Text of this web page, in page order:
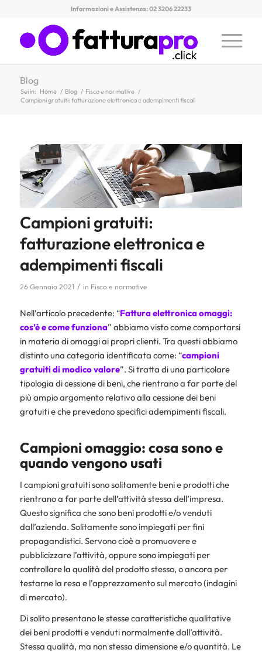
Informazioni e Assistenza: 02 3206 22233
Blog
Sei in: Home / Blog / Fisco e normative /
Campioni gratuiti: fatturazione elettronica e adempimenti fiscali
Campioni gratuiti:
fatturazione elettronica e
adempimenti fiscali
26 Gennaio 2021 / in Fisco e normative
Nell’articolo precedente: “Fattura elettronica omaggi:
cos’è e come funziona” abbiamo visto come comportarsi
in materia di omaggi ai propri clienti. Tra questi abbiamo
distinto una categoria identificata come: “campioni
gratuiti di modico valore”. Si tratta di una particolare
tipologia di cessione di beni, che rientrano a far parte del
più ampio argomento relativo alla cessione dei beni
gratuiti e che prevedono specifici adempimenti fiscali.
Campioni omaggio: cosa sono e
quando vengono usati
I campioni gratuiti sono solitamente beni e prodotti che
rientrano a far parte dell’attività stessa dell’impresa.
Questo significa che sono beni prodotti e/o venduti
dall’azienda. Solitamente sono impiegati per fini
propagandistici. Servono cioè a promuovere e
pubblicizzare l’attività, oppure sono impiegati per
controllare la qualità del prodotto stesso, o ancora per
testarne la resa e l’apprezzamento sul mercato (indagini
di mercato).
Di solito presentano le stesse caratteristiche qualitative
dei beni prodotti e venduti normalmente dall’attività.
Stessa qualità, ma non stessa dimensione e/o quantità. Le